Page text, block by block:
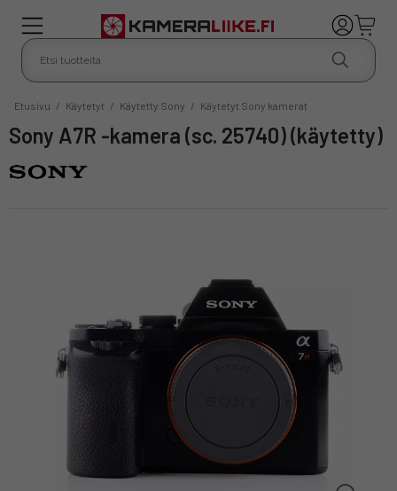
Etusivu / Käytetyt / Käytetty Sony / Käytetyt Sony kamerat
Sony A7R -kamera (sc. 25740) (käytetty)